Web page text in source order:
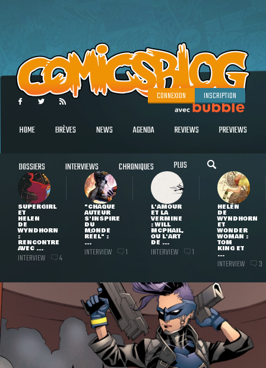
CONNEXION INSCRIPTION
HOME BRÈVES NEWS AGENDA REVIEWS PREVIEWS
DOSSIERS INTERVIEWS CHRONIQUES PLUS
SUPERGIRL
ET
HELEN
DE
WYNDHORN
:
RENCONTRE
AVEC ...
INTERVIEW 4
"CHAQUE
AUTEUR
S'INSPIRE
DU
MONDE
RÉEL" :
...
INTERVIEW 1
L'AMOUR
ET LA
VERMINE
: WILL
MCPHAIL,
OU L'ART
DE ...
INTERVIEW 1
HELEN
DE
WYNDHORN
ET
WONDER
WOMAN :
TOM
KING ET
...
INTERVIEW 3